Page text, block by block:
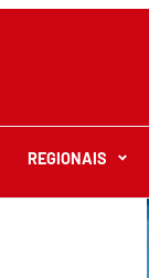
REGIONAIS